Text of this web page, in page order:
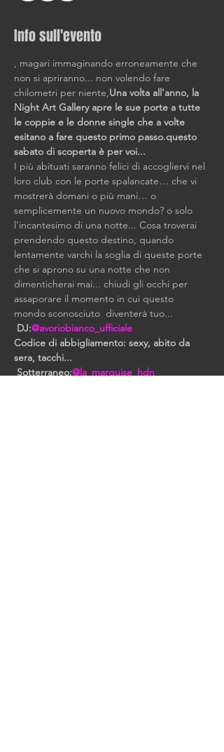
Info sull'evento
, magari immaginando erroneamente che
non si apriranno... non volendo fare
chilometri per niente,Una volta all'anno, la
Night Art Gallery apre le sue porte a tutte
le coppie e le donne single che a volte
esitano a fare questo primo passo.questo
sabato di scoperta è per voi...
I più abituati saranno felici di accogliervi nel
loro club con le porte spalancate… che vi
mostrerà domani o più mani… o
semplicemente un nuovo mondo? o solo
l'incantesimo di una notte... Cosa troverai
prendendo questo destino, quando
lentamente varchi la soglia di queste porte
che si aprono su una notte che non
dimenticherai mai... chiudi gli occhi per
assaporare il momento in cui questo
mondo sconosciuto  diventerà tuo...
DJ:@avoriobianco_ufficiale
Codice di abbigliamento: sexy, abito da
sera, tacchi...
Sotterraneo:@la_marquise_hdn